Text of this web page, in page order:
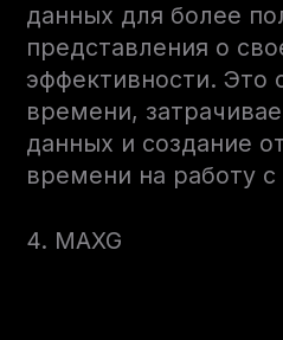
данных для более
представления о
эффективности. Это
времени,
данных и создание
времени на работу
4. MAXG